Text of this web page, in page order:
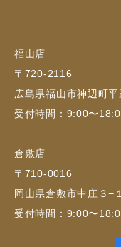
福山店
〒720-2116
広島県福山市神辺町平
受付時間：9:00〜
倉敷店
〒710-0016
岡山県倉敷市中庄３−１
受付時間：9:00〜